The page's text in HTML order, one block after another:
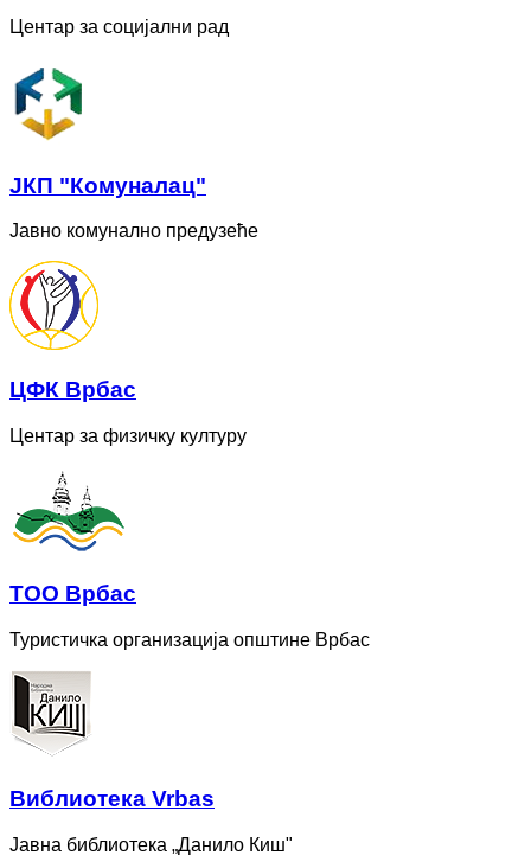
Центар за социјални рад
ЈКП "Комуналац"
Јавно комунално предузеће
ЦФК Врбас
Центар за физичку културу
ТОО Врбас
Туристичка организација општине Врбас
Bиблиотека Vrbas
Јавна библиотека „Данило Киш"